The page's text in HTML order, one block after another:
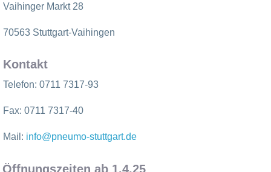
Vaihinger Markt 28
70563 Stuttgart-Vaihingen
Kontakt
Telefon: 0711 7317-93
Fax:0711 7317-40
Mail: info@pneumo-stuttgart.de
Öffnungszeiten ab 1.4.25